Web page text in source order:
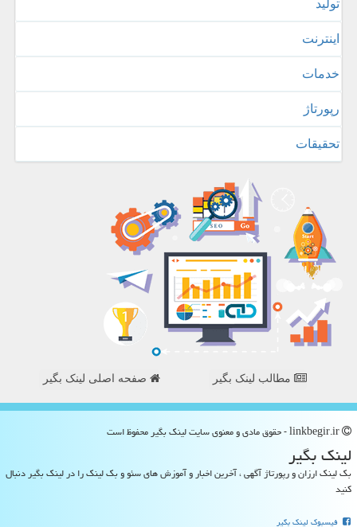
تولید
اینترنت
خدمات
رپورتاژ
تحقیقات
مطالب لینک بگیر صفحه اصلی لینک بگیر
لینك بگیر
بک لینک ارزان و رپورتاژ آگهی ، آخرین اخبار و آموزش های سئو و بک لینک را در لینک بگیر دنبال
کنید
فیسبوک لینک بگیر